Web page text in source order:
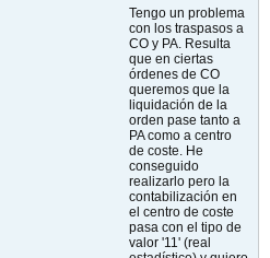
Tengo un problema
con los traspasos a
CO y PA. Resulta
que en ciertas
órdenes de CO
queremos que la
liquidación de la
orden pase tanto a
PA como a centro
de coste. He
conseguido
realizarlo pero la
contabilización en
el centro de coste
pasa con el tipo de
valor '11' (real